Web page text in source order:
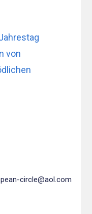
von
circle@aol.com